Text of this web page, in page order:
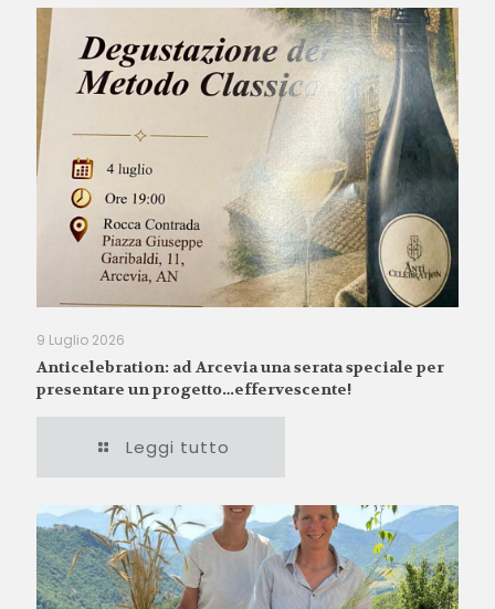
9 Luglio 2026
Anticelebration: ad Arcevia una serata speciale per
presentare un progetto…effervescente!
Leggi tutto